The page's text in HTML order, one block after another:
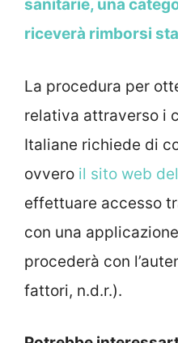
sanitarie, una
riceverà rimborsi
La procedura per
relativa attraverso i
Italiane richiede di
ovvero il sito web
effettuare accesso
con una
procederà con
fattori, n.d.r.).